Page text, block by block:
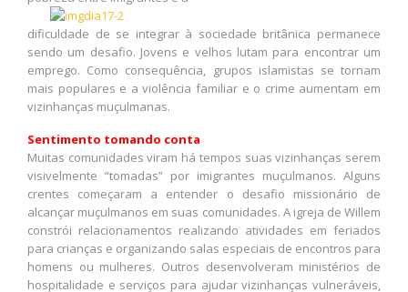
dificuldade de se integrar à sociedade britânica permanece
sendo um desafio. Jovens e velhos lutam para encontrar um
emprego. Como consequência, grupos islamistas se tornam
mais populares e a violência familiar e o crime aumentam em
vizinhanças muçulmanas.
Sentimento tomando conta
Muitas comunidades viram há tempos suas vizinhanças serem
visivelmente “tomadas” por imigrantes muçulmanos. Alguns
crentes começaram a entender o desafio missionário de
alcançar muçulmanos em suas comunidades. A igreja de Willem
constrói relacionamentos realizando atividades em feriados
para crianças e organizando salas especiais de encontros para
homens ou mulheres. Outros desenvolveram ministérios de
hospitalidade e serviços para ajudar vizinhanças vulneráveis,